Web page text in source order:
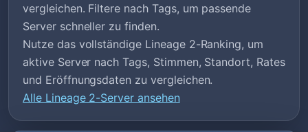
vergleichen. Filtere nach Tags, um passende
Server schneller zu finden.
Nutze das vollständige Lineage 2-Ranking, um
aktive Server nach Tags, Stimmen, Standort, Rates
und Eröffnungsdaten zu vergleichen.
Alle Lineage 2-Server ansehen